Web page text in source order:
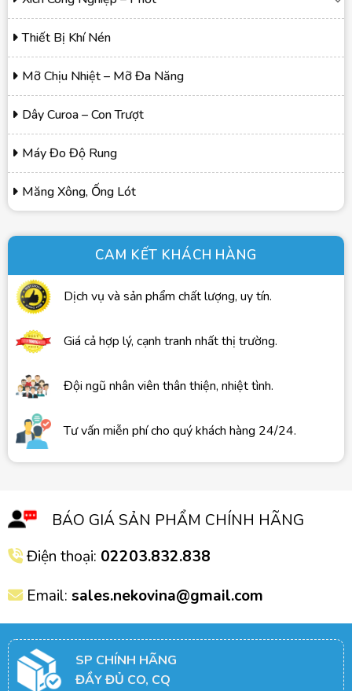
Thiết Bị Khí Nén
Mỡ Chịu Nhiệt – Mỡ Đa Năng
Dây Curoa – Con Trượt
Máy Đo Độ Rung
Măng Xông, Ống Lót
CAM KẾT KHÁCH HÀNG
Dịch vụ và sản phẩm chất lượng, uy tín.
Giá cả hợp lý, cạnh tranh nhất thị trường.
Đội ngũ nhân viên thân thiện, nhiệt tình.
Tư vấn miễn phí cho quý khách hàng 24/24.
BÁO GIÁ SẢN PHẨM CHÍNH HÃNG
Điện thoại: 02203.832.838
Email: sales.nekovina@gmail.com
SP CHÍNH HÃNG
ĐẦY ĐỦ CO, CQ